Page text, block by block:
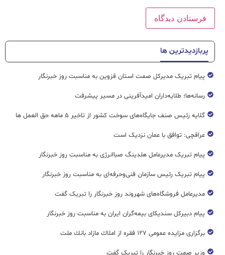
پربازدیدترین ها
پیام تبریک مدیرکل صمت استان قزوین به مناسبت روز خبرنگار
رسانه‌ها؛ طلایه‌داران امیدآفرینی در مسیر پیشرفت
گلایه رئیس صنف جایگاه‌های سوخت کشور از تاخیر ۵ ماهه حق العمل ها
عراقچی: توافق با عمان نزدیک است
پیام تبریک مدیرعامل هلدینگ صباانرژی به مناسبت روز خبرنگار
پیام تبریک رئیس سازمان فنی‌و‌حرفه‌ای به مناسبت روز خبرنگار
مدیرعامل فروشگاه‌های شهروند روز خبرنگار را تبریک گفت
پیام دبیرکل سندیکای بیمه‌گران ایران به مناسبت روز خبرنگار
برگزاری مزایده عمومی ۱۲۷ فقره از املاك مازاد بانك ملت
وزیر صمت روز خبرنگار را تبریک گفت